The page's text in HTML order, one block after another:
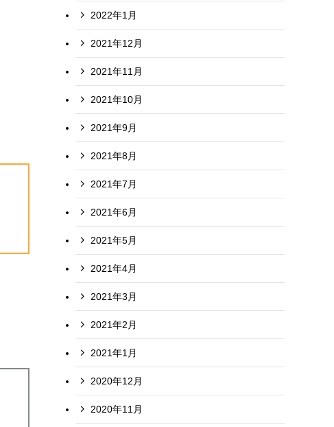
2022年1月
2021年12月
2021年11月
2021年10月
2021年9月
2021年8月
2021年7月
2021年6月
2021年5月
2021年4月
2021年3月
2021年2月
2021年1月
2020年12月
2020年11月